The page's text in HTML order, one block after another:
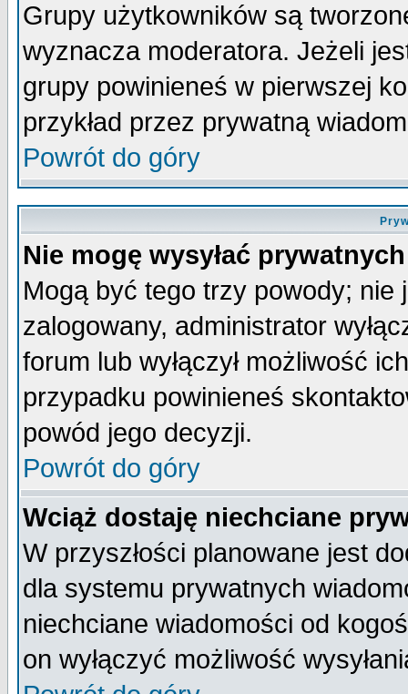
Grupy użytkowników są
wyznacza moderatora. Jeżeli
grupy powinieneś w pierwszej
przykład przez prywatną
Powrót do góry
Nie mogę wysyłać
Mogą być tego trzy powody;
zalogowany, administrator
forum lub wyłączył możliwość
przypadku powinieneś
powód jego decyzji.
Powrót do góry
Wciąż dostaję niechciane
W przyszłości planowane jest
dla systemu prywatnych
niechciane wiadomości od
on wyłączyć możliwość